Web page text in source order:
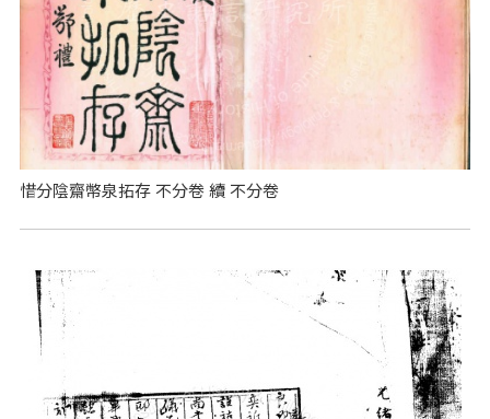
惜分陰齋幣泉拓存 不分卷 續 不分卷